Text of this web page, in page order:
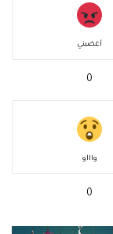
أغضبني
0
واااو
0